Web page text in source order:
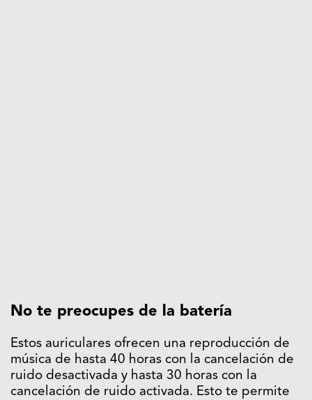
No te preocupes de la batería
Estos auriculares ofrecen una reproducción de
música de hasta 40 horas con la cancelación de
ruido desactivada y hasta 30 horas con la
cancelación de ruido activada. Esto te permite